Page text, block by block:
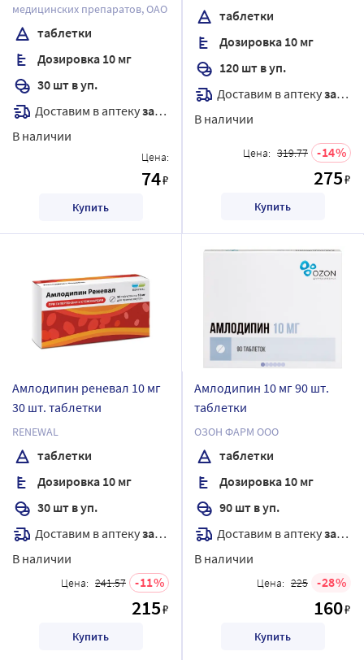
медицинских препаратов, ОАО
таблетки
Дозировка 10 мг
30 шт в уп.
Доставим в аптекузавтра
В наличии
Цена:
74₽
Купить
таблетки
Дозировка 10 мг
120 шт в уп.
Доставим в аптекузавтра
В наличии
Цена: 319.77 14
275₽
Купить
Амлодипин реневал 10 мг
30 шт. таблетки
RENEWAL
таблетки
Дозировка 10 мг
30 шт в уп.
Доставим в аптекузавтра
В наличии
Цена: 241.57 11
215₽
Купить
Амлодипин 10 мг 90 шт.
таблетки
ОЗОН ФАРМ ООО
таблетки
Дозировка 10 мг
90 шт в уп.
Доставим в аптекузавтра
В наличии
Цена: 225 28
160₽
Купить